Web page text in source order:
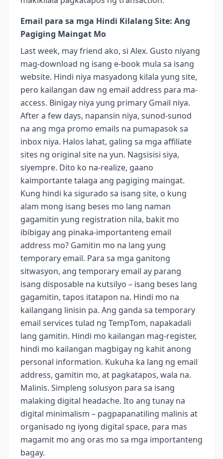
Email para sa mga Hindi Kilalang Site: Ang
Pagiging Maingat Mo
Last week, may friend ako, si Alex. Gusto niyang
mag-download ng isang e-book mula sa isang
website. Hindi niya masyadong kilala yung site,
pero kailangan daw ng email address para ma-
access. Binigay niya yung primary Gmail niya.
After a few days, napansin niya, sunod-sunod
na ang mga promo emails na pumapasok sa
inbox niya. Halos lahat, galing sa mga affiliate
sites ng original site na yun. Nagsisisi siya,
siyempre. Dito ko na-realize, gaano
kaimportante talaga ang pagiging maingat.
Kung hindi ka sigurado sa isang site, o kung
alam mong isang beses mo lang naman
gagamitin yung registration nila, bakit mo
ibibigay ang pinaka-importanteng email
address mo? Gamitin mo na lang yung
temporary email. Para sa mga ganitong
sitwasyon, ang temporary email ay parang
isang disposable na kutsilyo – isang beses lang
gagamitin, tapos itatapon na. Hindi mo na
kailangang linisin pa. Ang ganda sa temporary
email services tulad ng TempTom, napakadali
lang gamitin. Hindi mo kailangan mag-register,
hindi mo kailangan magbigay ng kahit anong
personal information. Kukuha ka lang ng email
address, gamitin mo, at pagkatapos, wala na.
Malinis. Simpleng solusyon para sa isang
malaking digital headache. Ito ang tunay na
digital minimalism – pagpapanatiling malinis at
organisado ng iyong digital space, para mas
magamit mo ang oras mo sa mga importanteng
bagay.